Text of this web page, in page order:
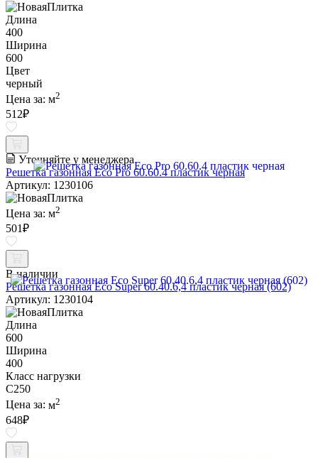
Длина
400
Ширина
600
Цвет
черный
Цена за: м2
512₽
Уточняйте у менеджера
Решетка газонная Eco Pro 60.60.4 пластик черная
Артикул: 1230106
Цена за: м2
501₽
В наличии
Решетка газонная Eco Super 60.40.6,4 пластик черная (602)
Артикул: 1230104
Длина
600
Ширина
400
Класс нагрузки
C250
Цена за: м2
648₽